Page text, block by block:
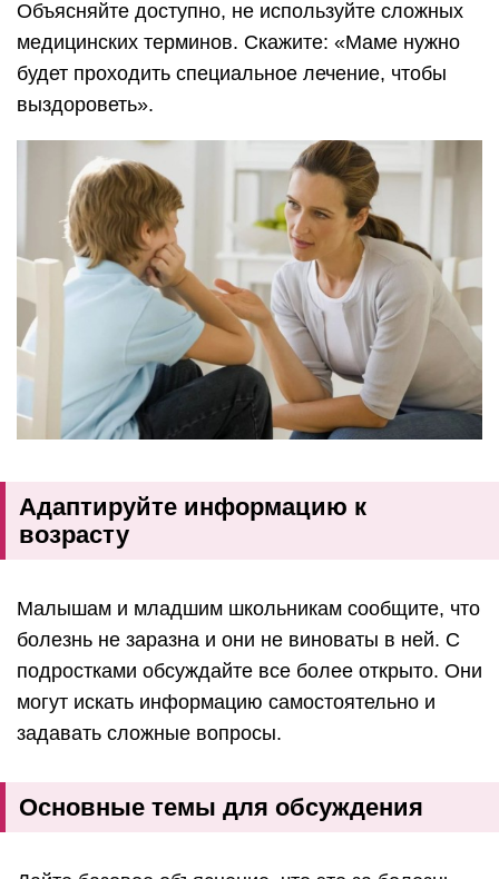
Объясняйте доступно, не используйте сложных
медицинских терминов. Скажите: «Маме нужно
будет проходить специальное лечение, чтобы
выздороветь».
Адаптируйте информацию к
возрасту
Малышам и младшим школьникам сообщите, что
болезнь не заразна и они не виноваты в ней. С
подростками обсуждайте все более открыто. Они
могут искать информацию самостоятельно и
задавать сложные вопросы.
Основные темы для обсуждения